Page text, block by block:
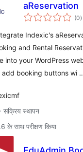
aReservation
(0दर)
Indexic's
and Rental
into your WordPress
add booking buttons wi
सक्रिय स्थापन
के साथ परीक्षण किया